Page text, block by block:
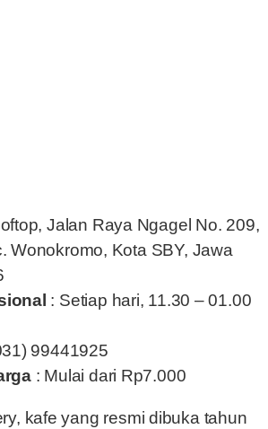
Jalan Raya Ngagel No. 209,
Wonokromo, Kota SBY, Jawa
: Setiap hari, 11.30 – 01.00
99441925
: Mulai dari Rp7.000
kafe yang resmi dibuka tahun